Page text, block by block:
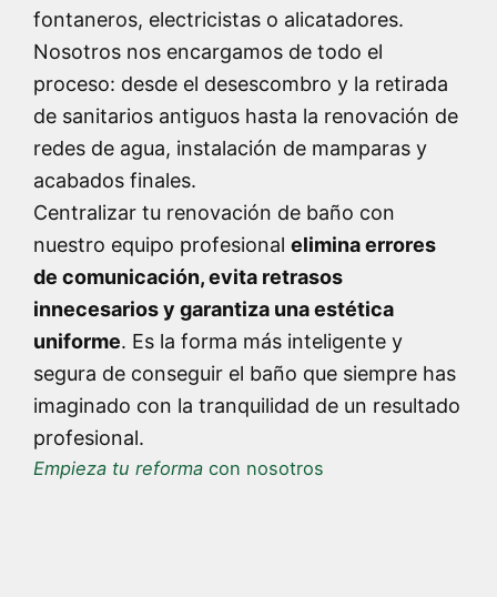
fontaneros, electricistas o alicatadores.
Nosotros nos encargamos de todo el
proceso: desde el desescombro y la retirada
de sanitarios antiguos hasta la renovación de
redes de agua, instalación de mamparas y
acabados finales.
Centralizar tu renovación de baño con
nuestro equipo profesional elimina errores
de comunicación, evita retrasos
innecesarios y garantiza una estética
uniforme. Es la forma más inteligente y
segura de conseguir el baño que siempre has
imaginado con la tranquilidad de un resultado
profesional.
Empieza tu reforma con nosotros